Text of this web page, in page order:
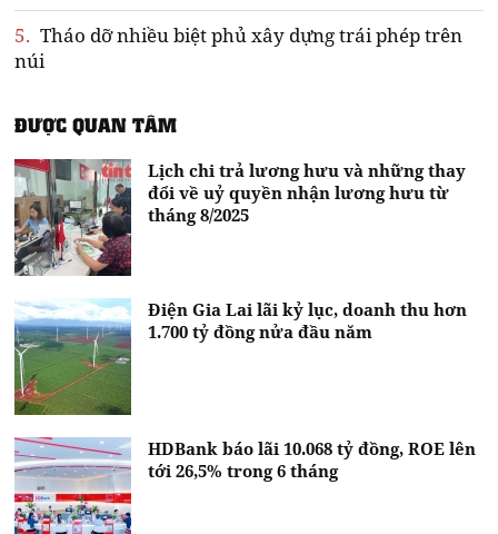
5. Tháo dỡ nhiều biệt phủ xây dựng trái phép trên
núi
ĐƯỢC QUAN TÂM
Lịch chi trả lương hưu và những thay
đổi về uỷ quyền nhận lương hưu từ
tháng 8/2025
Điện Gia Lai lãi kỷ lục, doanh thu hơn
1.700 tỷ đồng nửa đầu năm
HDBank báo lãi 10.068 tỷ đồng, ROE lên
tới 26,5% trong 6 tháng